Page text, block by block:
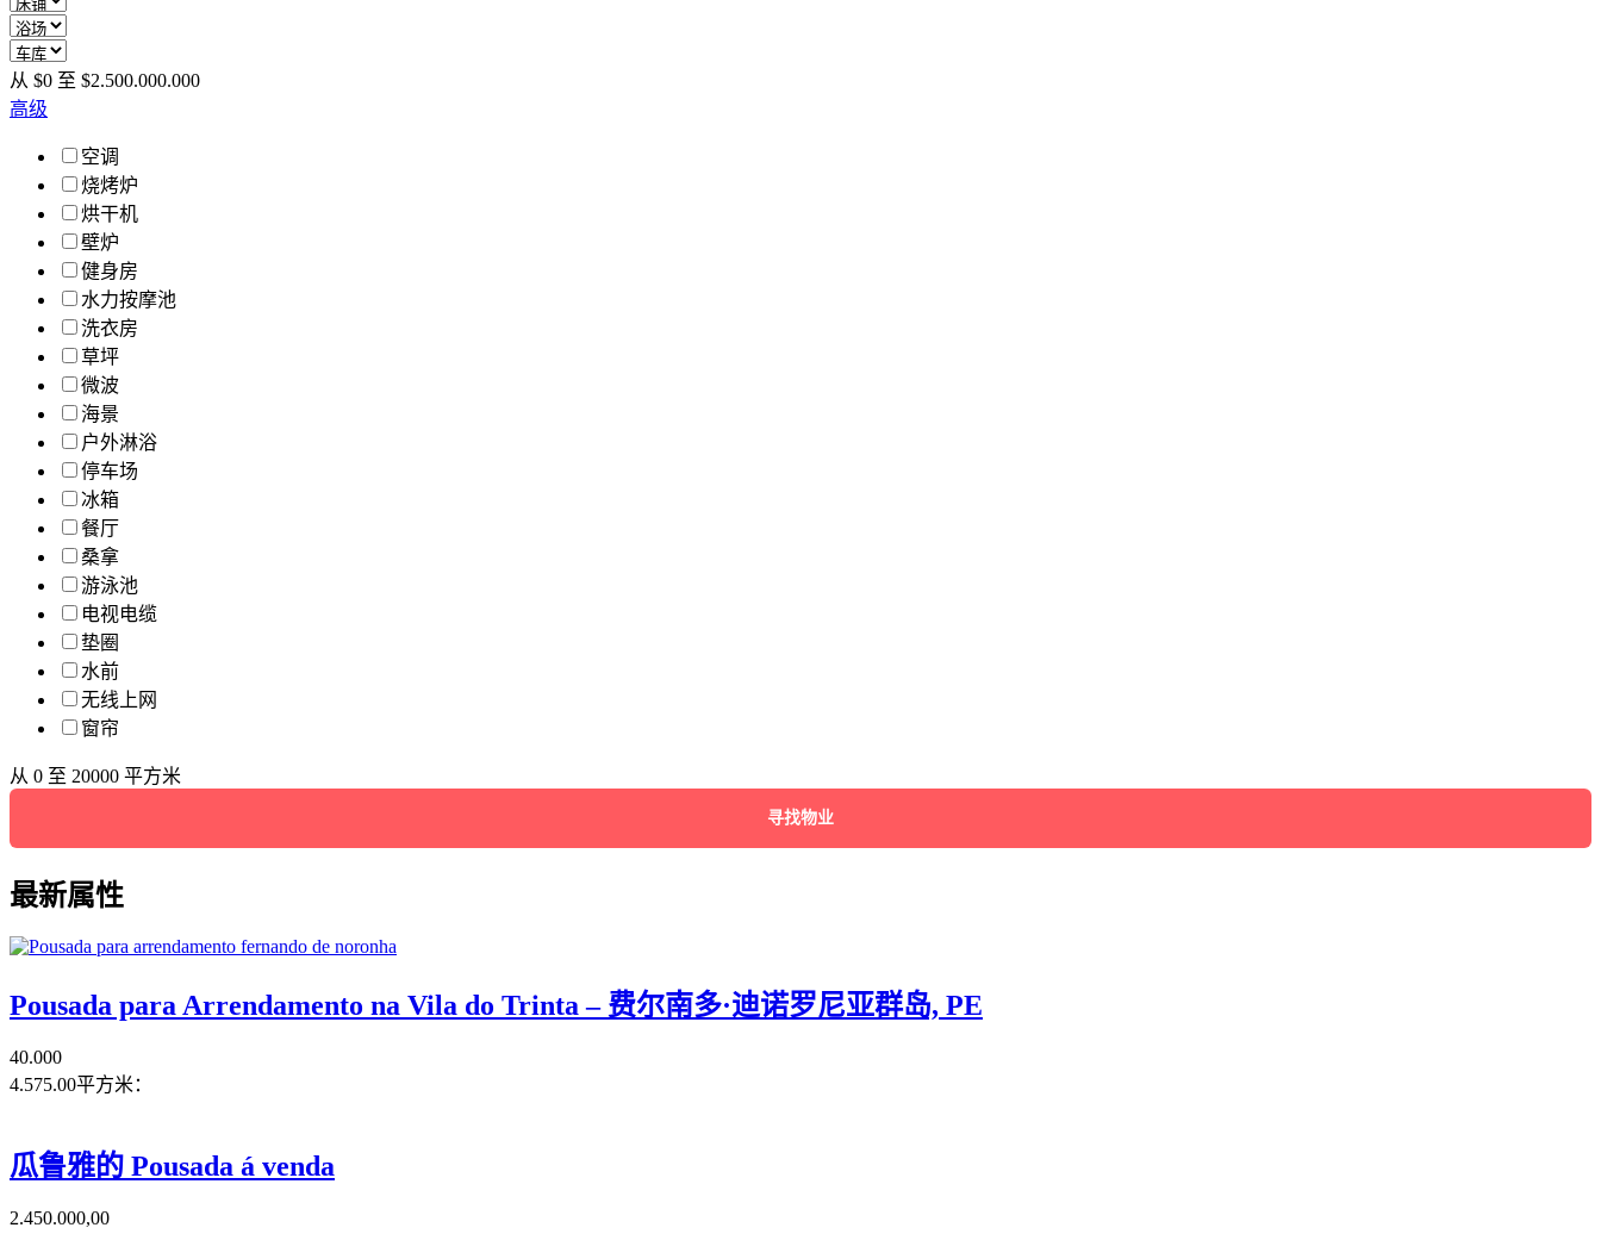
从 $0 至 $2.500.000.000
高级
空调
烧烤炉
烘干机
壁炉
健身房
水力按摩池
洗衣房
草坪
微波
海景
户外淋浴
停车场
冰箱
餐厅
桑拿
游泳池
电视电缆
垫圈
水前
无线上网
窗帘
从 0 至 20000 平方米
寻找物业
最新属性
Pousada para Arrendamento na Vila do Trinta – 费尔南多·迪诺罗尼亚群岛, PE
40.000
4.575.00平方米：
瓜鲁雅的 Pousada á venda
2.450.000,00